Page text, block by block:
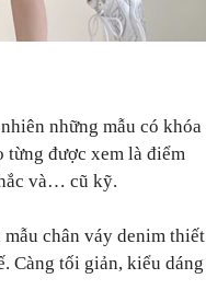
những mẫu có khóa
từng được xem là điểm
và… cũ kỹ.
chân váy denim thiết
Càng tối giản, kiểu dáng